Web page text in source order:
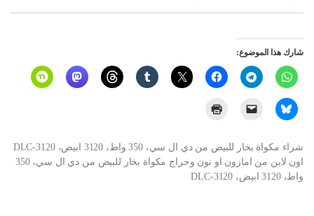
شارك هذا الموضوع:
شراء مكواة بخار للبيض من دي ال سي، 350 واط، 3120 ابيض، DLC-3120
اون لاين من امازون او نون وحراج مكواة بخار للبيض من دي ال سي، 350
واط، 3120 ابيض، DLC-3120